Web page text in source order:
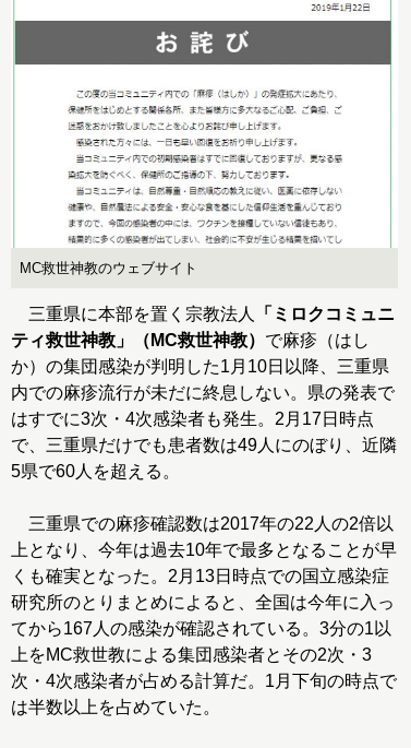
MC救世神教のウェブサイト
三重県に本部を置く宗教法人
「ミロクコミュニ
ティ救世神教」（MC救世神教） で麻疹（はし
か）の集団感染が判明した1月10日以降、三重県
内での麻疹流行が未だに終息しない。県の発表で
はすでに3次・4次感染者も発生。2月17日時点
で、三重県だけでも患者数は49人にのぼり、近隣
5県で60人を超える。
三重県での麻疹確認数は2017年の22人の2倍以
上となり、今年は過去10年で最多となることが早
くも確実となった。2月13日時点での国立感染症
研究所のとりまとめによると、全国は今年に入っ
てから167人の感染が確認されている。3分の1以
上をMC救世教による集団感染者とその2次・3
次・4次感染者が占める計算だ。1月下旬の時点で
は半数以上を占めていた。